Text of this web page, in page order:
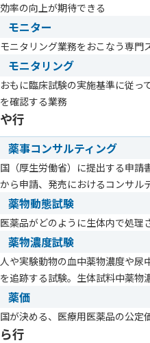
効率の向上が期待できる
モニター
モニタリング業務をおこなう専門
モニタリング
おもに臨床試験の実施基準に従っ
を確認する業務
や行
薬事コンサルティング
国（厚生労働省）に提出する申請
から申請、発売におけるコンサル
薬物動態試験
医薬品がどのように生体内で処理
薬物濃度試験
人や実験動物の血中薬物濃度や尿
を追跡する試験。生体試料中薬物
薬価
国が決める、医療用医薬品の公定
ら行